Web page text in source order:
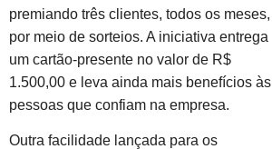
premiando três clientes, todos os meses,
por meio de sorteios. A iniciativa entrega
um cartão-presente no valor de R$
1.500,00 e leva ainda mais benefícios às
pessoas que confiam na empresa.
Outra facilidade lançada para os